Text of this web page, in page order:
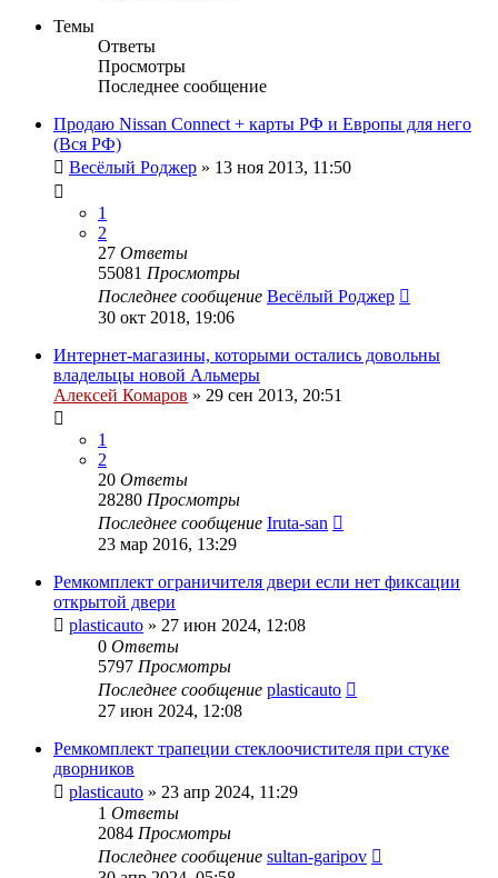
Темы
Ответы
Просмотры
Последнее сообщение
Продаю Nissan Connect + карты РФ и Европы для него
(Вся РФ)
Весёлый Роджер » 13 ноя 2013, 11:50
1
2
27 Ответы
55081 Просмотры
Последнее сообщение Весёлый Роджер
30 окт 2018, 19:06
Интернет-магазины, которыми остались довольны
владельцы новой Альмеры
Алексей Комаров » 29 сен 2013, 20:51
1
2
20 Ответы
28280 Просмотры
Последнее сообщение Iruta-san
23 мар 2016, 13:29
Ремкомплект ограничителя двери если нет фиксации
открытой двери
plasticauto » 27 июн 2024, 12:08
0 Ответы
5797 Просмотры
Последнее сообщение plasticauto
27 июн 2024, 12:08
Ремкомплект трапеции стеклоочистителя при стуке
дворников
plasticauto » 23 апр 2024, 11:29
1 Ответы
2084 Просмотры
Последнее сообщение sultan-garipov